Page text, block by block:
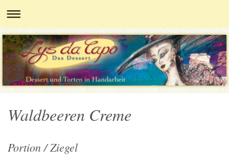
Waldbeeren Creme
Portion / Ziegel